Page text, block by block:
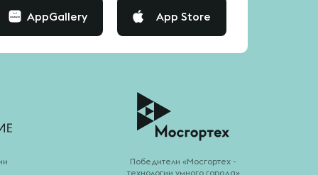
AppGallery App Store
Победители «Мосгортех -
технологии умного города»